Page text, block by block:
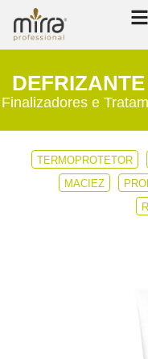
Finalizadores e
TERMOPROTETOR
MACIEZ